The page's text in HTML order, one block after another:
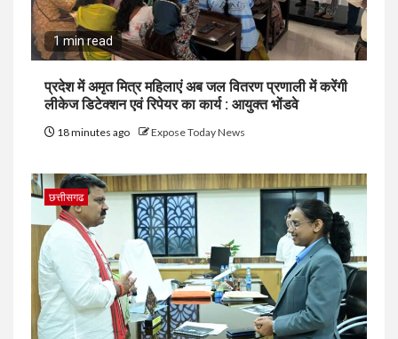
1 min read
प्रदेश में अमृत मित्र महिलाएं अब जल वितरण प्रणाली में करेंगी
लीकेज डिटेक्शन एवं रिपेयर का कार्य : आयुक्त भोंडवे
18 minutes ago Expose Today News
छत्तीसगढ